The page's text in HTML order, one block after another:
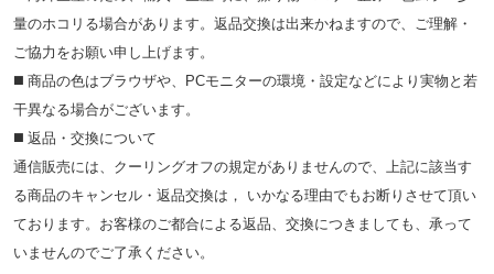
量のホコリる場合があります。返品交換は出来かねますので、ご理解・
ご協⼒をお願い申し上げます。
◼️ 商品の⾊はブラウザや、PCモニターの環境・設定などにより実物と若
⼲異なる場合がございます。
◼️ 返品・交換について
通信販売には、クーリングオフの規定がありませんので、上記に該当す
る商品のキャンセル・返品交換は， いかなる理由でもお断りさせて頂い
ております。お客様のご都合による返品、交換につきましても、承って
いませんのでご了承ください。